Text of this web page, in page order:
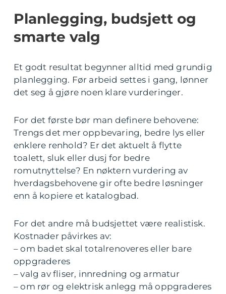
Planlegging, budsjett og
smarte valg
Et godt resultat begynner alltid med grundig
planlegging. Før arbeid settes i gang, lønner
det seg å gjøre noen klare vurderinger.
For det første bør man definere behovene:
Trengs det mer oppbevaring, bedre lys eller
enklere renhold? Er det aktuelt å flytte
toalett, sluk eller dusj for bedre
romutnyttelse? En nøktern vurdering av
hverdagsbehovene gir ofte bedre løsninger
enn å kopiere et katalogbad.
For det andre må budsjettet være realistisk.
Kostnader påvirkes av:
– om badet skal totalrenoveres eller bare
oppgraderes
– valg av fliser, innredning og armatur
– om rør og elektrisk anlegg må oppgraderes